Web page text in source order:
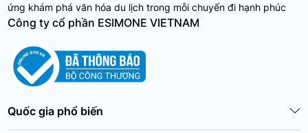
ứng khám phá văn hóa du lịch trong mỗi chuyến đi hạnh phúc
Công ty cổ phần ESIMONE VIETNAM
Quốc gia phổ biến